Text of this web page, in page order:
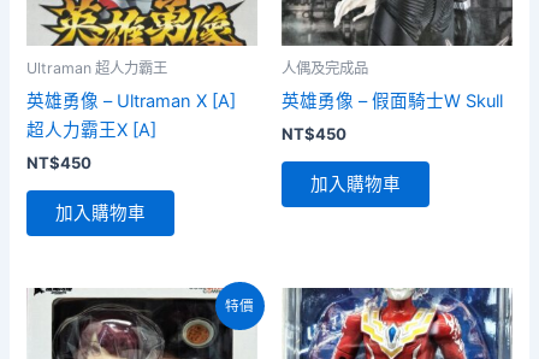
Ultraman 超人力霸王
英雄勇像 – Ultraman X [A]
超人力霸王X [A]
NT$450
加入購物車
人偶及完成品
英雄勇像 – 假面騎士W Skull
NT$450
加入購物車
特價